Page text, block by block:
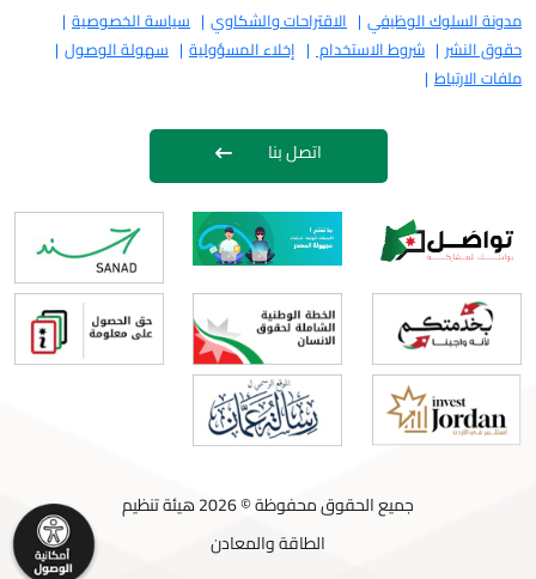
مدونة السلوك الوظيفي الاقتراحات والشكاوي
سياسة الخصوصية
حقوق النشر
شروط الاستخدام إخلاء المسؤولية
سهولة الوصول
ملفات الارتباط
اتصل بنا
جميع الحقوق محفوظة © 2026 هيئة تنظيم
الطاقة والمعادن